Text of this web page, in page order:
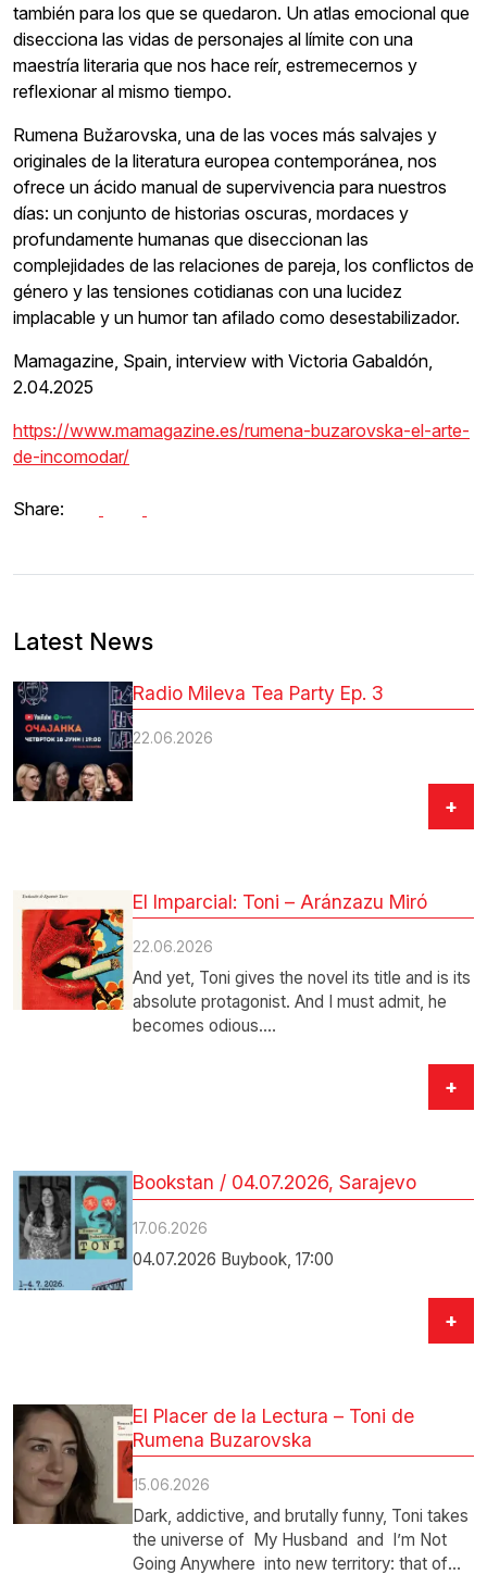
también para los que se quedaron. Un atlas emocional que
disecciona las vidas de personajes al límite con una
maestría literaria que nos hace reír, estremecernos y
reflexionar al mismo tiempo.
Rumena Bužarovska, una de las voces más salvajes y
originales de la literatura europea contemporánea, nos
ofrece un ácido manual de supervivencia para nuestros
días: un conjunto de historias oscuras, mordaces y
profundamente humanas que diseccionan las
complejidades de las relaciones de pareja, los conflictos de
género y las tensiones cotidianas con una lucidez
implacable y un humor tan afilado como desestabilizador.
Mamagazine, Spain, interview with Victoria Gabaldón,
2.04.2025
https://www.mamagazine.es/rumena-buzarovska-el-arte-
de-incomodar/
Share:
Latest News
Radio Mileva Tea Party Ep. 3
22.06.2026
+
El Imparcial: Toni – Aránzazu Miró
22.06.2026
And yet, Toni gives the novel its title and is its
absolute protagonist. And I must admit, he
becomes odious.…
+
Bookstan / 04.07.2026, Sarajevo
17.06.2026
04.07.2026 Buybook, 17:00
+
El Placer de la Lectura – Toni de
Rumena Buzarovska
15.06.2026
Dark, addictive, and brutally funny, Toni takes
the universe of My Husband and I’m Not
Going Anywhere into new territory: that of